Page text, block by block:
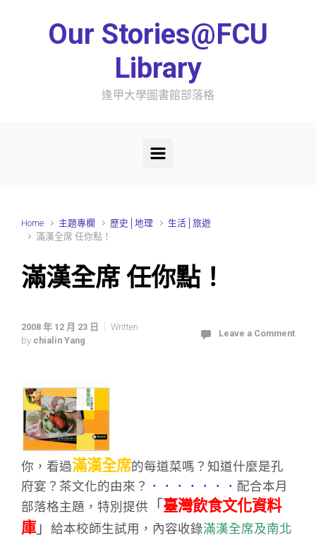
Our Stories@FCU
Library
逢甲大學圖書館部落格
Home 主題專欄 歷史│地理
生活│旅遊
滿漢全席 任你點！
滿漢全席 任你點！
2008 年 12 月 23 日
Written
by chialin Yang
Leave a Comment
你，看過滿漢全席的每道菜嗎？知道什麼是孔
府宴？茶文化的由來？ ．．．．．．． 配合本月
部落格主題，特別提供
「 臺灣飲食文化資料
庫」 給本校師生試用，內容收錄滿漢全席及南北